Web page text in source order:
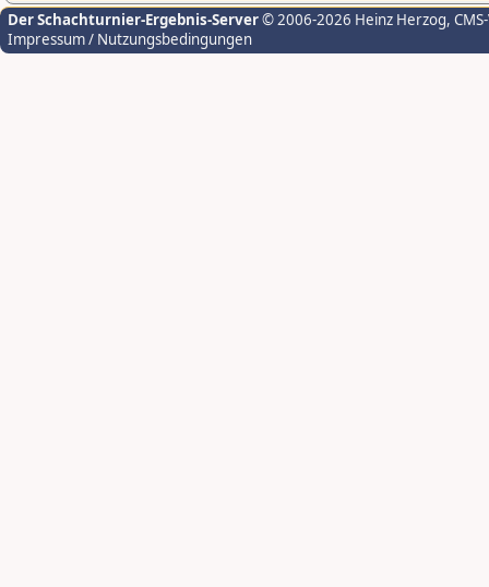
Der Schachturnier-Ergebnis-Server© 2006-2026 Heinz Herzog,
Impressum / Nutzungsbedingungen